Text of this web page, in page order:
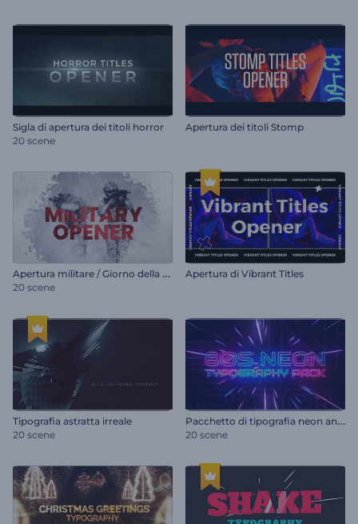
Sigla di apertura dei titoli horror
20 scene
Apertura dei titoli Stomp
A
pertura militare / Giorno della vittoria
20 scene
Apertura di Vibrant Titles
Tipografia astratta irreale
20 scene
P
acchetto di tipografia neon anni '80
20 scene